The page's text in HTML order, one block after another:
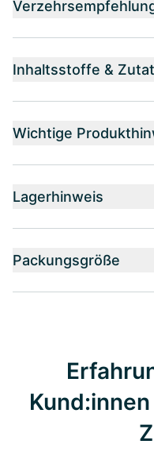
Inhaltsstoffe &
Wichtige
Lagerhinweis
Packungsgröße